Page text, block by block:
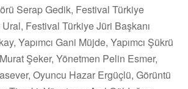
Serap Gedik, Festival Türkiye
Ural, Festival Türkiye Jüri Başkanı
Yapımcı Gani Müjde, Yapımcı Şükrü
Şeker, Yönetmen Pelin Esmer,
Oyuncu Hazar Ergüçlü, Görüntü